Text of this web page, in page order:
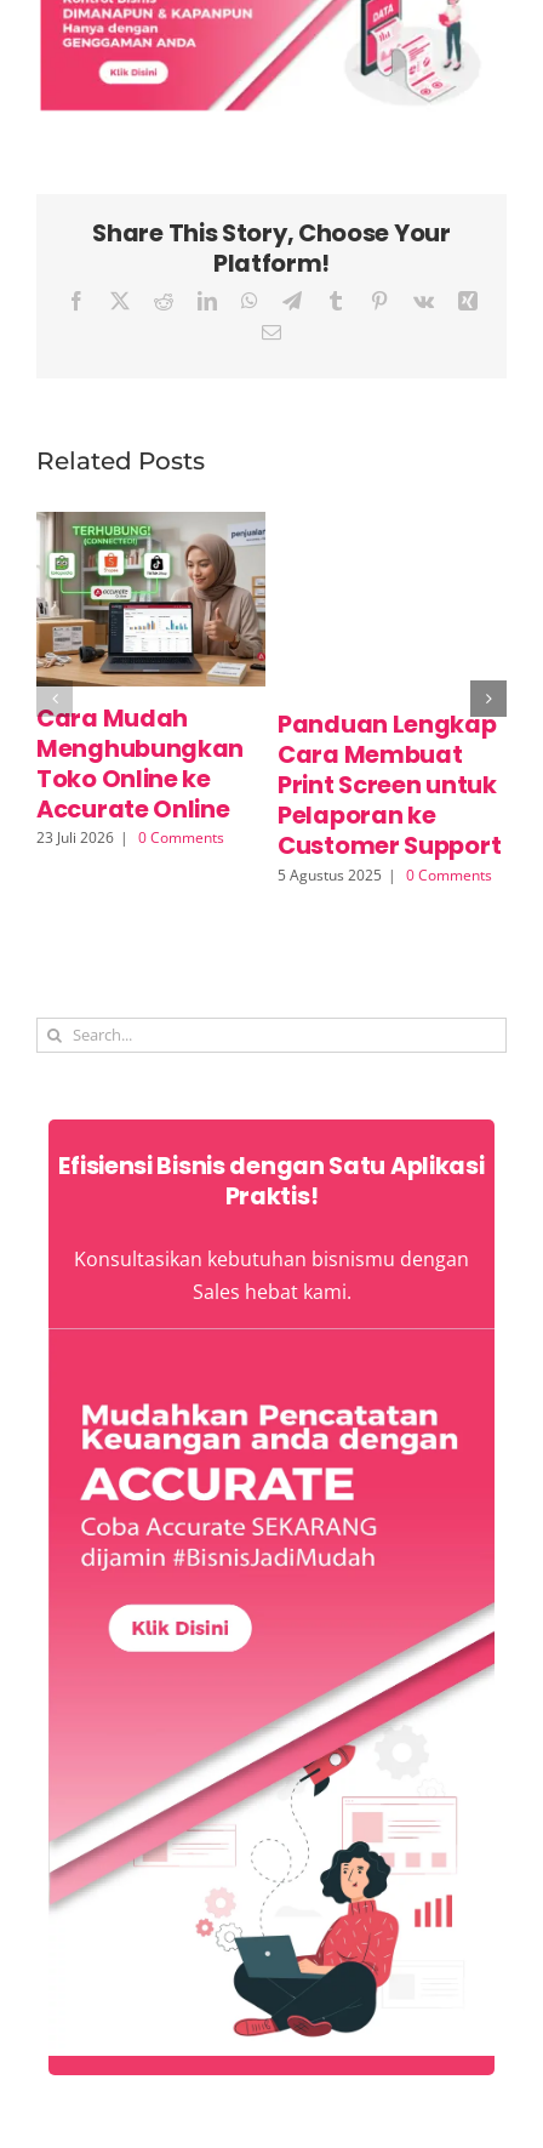
Share This Story, Choose Your
Platform!
Facebook RedditLinkedInWhatsApp
TelegramTumblr Pinterest
Vk
Email
Related Posts
Cara Mudah
Menghubungkan
Toko Online ke
Accurate Online
23 Juli 2026 | 0 Comments
Panduan Lengkap
Cara Membuat
Print Screen untuk
Pelaporan ke
Customer Support
5 Agustus 2025 | 0 Comments
Search
Efisiensi Bisnis dengan Satu Aplikasi
Praktis!
Konsultasikan kebutuhan bisnismu dengan
Sales hebat kami.